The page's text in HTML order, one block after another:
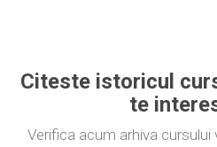
Citeste istoricul
te
Verifica acum arhiva cursului